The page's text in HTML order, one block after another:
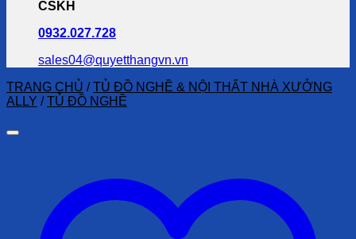
CSKH
0932.027.728
sales04@quyetthangvn.vn
TRANG CHỦ / TỦ ĐỒ NGHỀ & NỘI THẤT NHÀ XƯỞNG
ALLY / TỦ ĐỒ NGHỀ